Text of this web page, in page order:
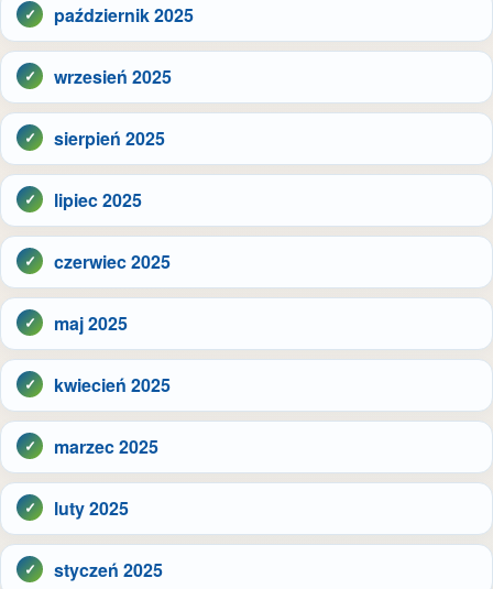
październik 2025
wrzesień 2025
sierpień 2025
lipiec 2025
czerwiec 2025
maj 2025
kwiecień 2025
marzec 2025
luty 2025
styczeń 2025